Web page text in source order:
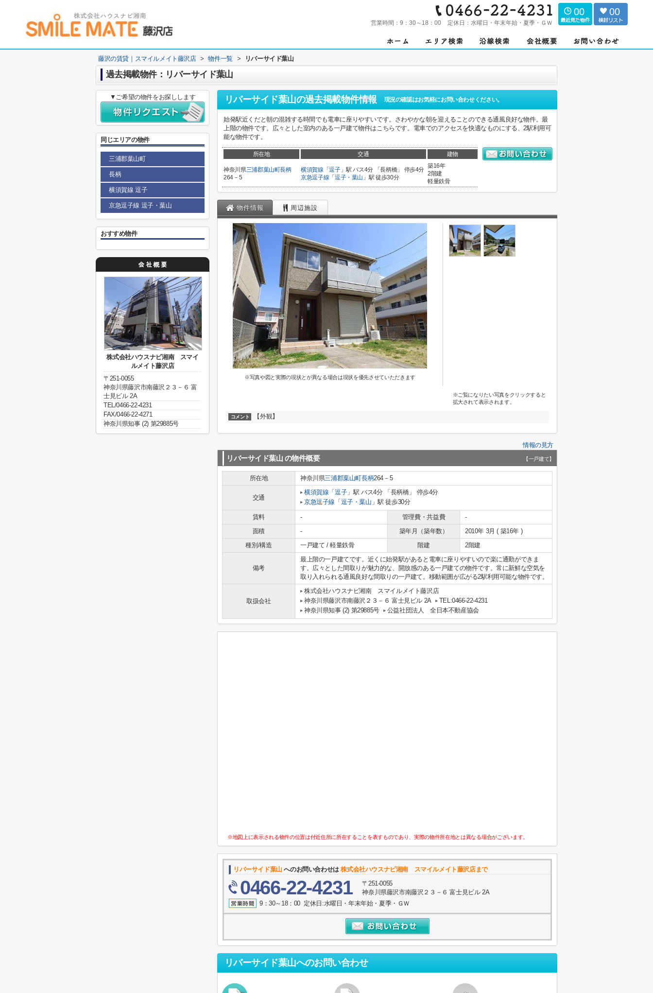
営業時間： 9：30～18：00 定休日： 水曜日・年末年始・夏季・ＧＷ
00 00
藤沢の賃貸｜スマイルメイト藤沢店 > 物件一覧 > リバーサイド葉山
過去掲載物件：リバーサイド葉山
リバーサイド葉山の過去掲載物件情報 現況の確認はお気軽にお問い合わせください。
始発駅近くだと朝の混雑する時間でも電車に座りやすいです。さわやかな朝を迎えることのできる通風良好な物件。最
上階の物件です。広々とした室内のある一戸建て物件はこちらです。電車でのアクセスを快適なものにする、2駅利用可
能な物件です。
所在地 交通 建物
神奈川県三浦郡葉山町長柄
264－5
横須賀線 「逗子」駅 バス4分 「長柄橋」 停歩4分
京急逗子線 「 逗子・葉山 」駅 徒歩30分
築16年
2階建
軽量鉄骨
物件情報 周辺施設
※写真や図と実際の現状とが異なる場合は現状を優先させていただきます
※ご覧になりたい写真をクリックすると
拡大されて表示されます。
コメント 【外観】
情報の見方
リバーサイド葉山 の物件概要 【一戸建て】
所在地 神奈川県三浦郡葉山町長柄264－5
交通
横須賀線 「逗子」駅 バス4分 「長柄橋」 停歩4分
京急逗子線 「 逗子・葉山 」駅 徒歩30分
賃料 - 管理費・共益費
-
面積
- 築年月（築年数）
2010年 3月 ( 築16年 )
種別/構造
一戸建て / 軽量鉄骨 階建 2階建
備考
最上階の一戸建てです。近くに始発駅があると電車に座りやすいので楽に通勤ができま
す。広々とした間取りが魅力的な、開放感のある一戸建ての物件です。常に新鮮な空気を
取り入れられる通風良好な間取りの一戸建て。移動範囲が広がる2駅利用可能な物件です。
取扱会社
株式会社ハウスナビ湘南 スマイルメイト藤沢店
神奈川県藤沢市南藤沢２３－６ 富士見ビル 2A
TEL:0466-22-4231
神奈川県知事 (2) 第29885号
公益社団法人 全日本不動産協会
※地図上に表示される物件の位置は付近住所に所在することを表すものであり、実際の物件所在地とは異なる場合がございます。
リバーサイド葉山 へのお問い合わせは株式会社ハウスナビ湘南 スマイルメイト藤沢店まで
0466-22-4231
〒251-0055
神奈川県藤沢市南藤沢２３－６ 富士見ビル 2A
9：30～18：00 定休日:水曜日・年末年始・夏季・ＧＷ
リバーサイド葉山へのお問い合わせ
▼ご希望の物件をお探しします
同じエリアの物件
三浦郡葉山町
長柄
横須賀線 逗子
京急逗子線 逗子・葉山
おすすめ物件
株式会社ハウスナビ湘南 スマイ
ルメイト藤沢店
〒251-0055
神奈川県藤沢市南藤沢２３－６ 富
士見ビル 2A
TEL/0466-22-4231
FAX/0466-22-4271
神奈川県知事 (2) 第29885号